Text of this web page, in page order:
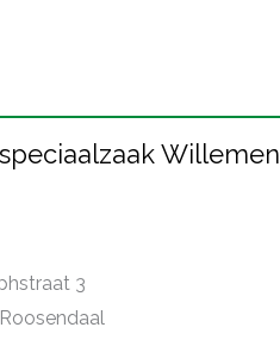
Willemen
3